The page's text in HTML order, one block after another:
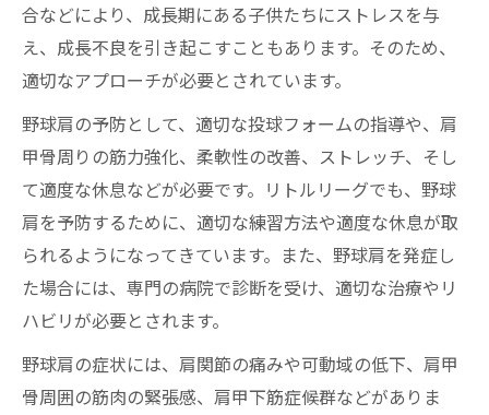
合などにより、成長期にある子供たちにストレスを与
え、成長不良を引き起こすこともあります。そのため、
適切なアプローチが必要とされています。
野球肩の予防として、適切な投球フォームの指導や、肩
甲骨周りの筋力強化、柔軟性の改善、ストレッチ、そし
て適度な休息などが必要です。リトルリーグでも、野球
肩を予防するために、適切な練習方法や適度な休息が取
られるようになってきています。また、野球肩を発症し
た場合には、専門の病院で診断を受け、適切な治療やリ
ハビリが必要とされます。
野球肩の症状には、肩関節の痛みや可動域の低下、肩甲
骨周囲の筋肉の緊張感、肩甲下筋症候群などがありま